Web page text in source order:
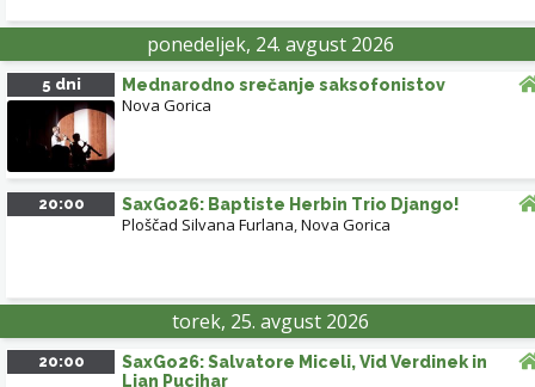
ponedeljek, 24. avgust 2026
5 dni Mednarodno srečanje saksofonistov
Nova Gorica
20:00 SaxGo26: Baptiste Herbin Trio Django!
Ploščad Silvana Furlana,Nova Gorica
torek, 25. avgust 2026
20:00
SaxGo26: Salvatore Miceli, Vid Verdinek in
Lian Pucihar